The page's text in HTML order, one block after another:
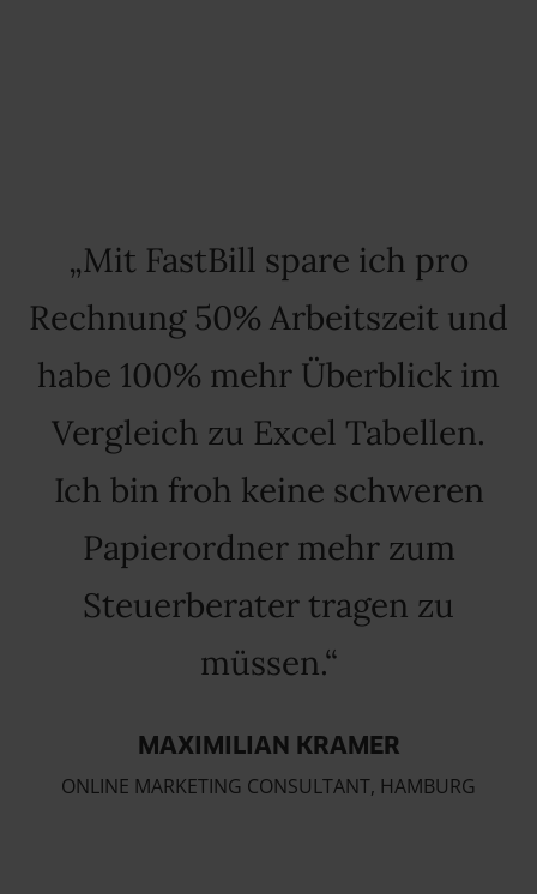
Mit FastBill spare ich pro
Rechnung 50% Arbeitszeit und
habe 100% mehr Überblick im
Vergleich zu Excel Tabellen.
Ich bin froh keine schweren
Papierordner mehr zum
Steuerberater tragen zu
müssen.
MAXIMILIAN KRAMER
ONLINE MARKETING CONSULTANT, HAMBURG